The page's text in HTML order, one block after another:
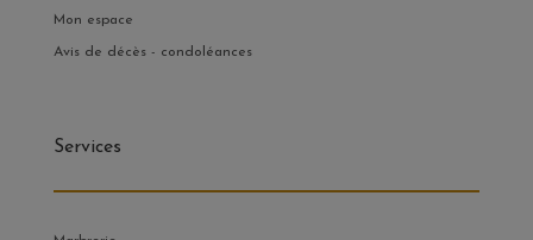
Mon espace
Avis de décès - condoléances
Services